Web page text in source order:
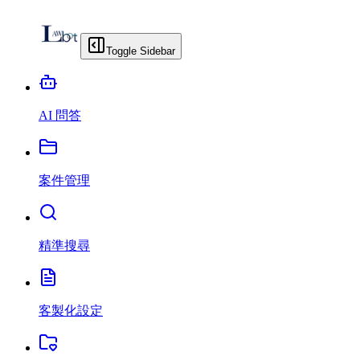
Toggle Sidebar
AI 問答
案件管理
精準搜尋
客製化設定